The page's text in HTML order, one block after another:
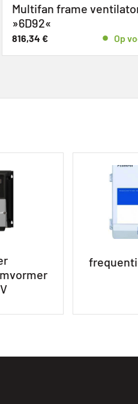
Multifan frame ventilator
»6D92«
816,34€ Op